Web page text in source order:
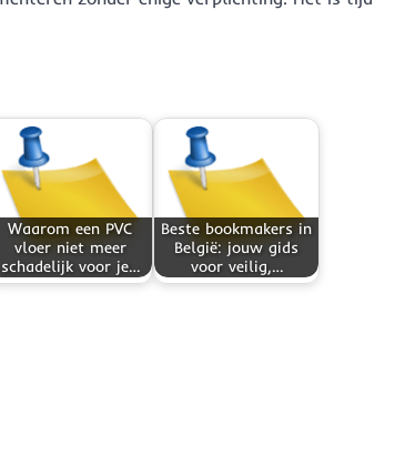
Waarom een PVC
vloer niet meer
schadelijk voor je…
Beste bookmakers in
België: jouw gids
voor veilig,…